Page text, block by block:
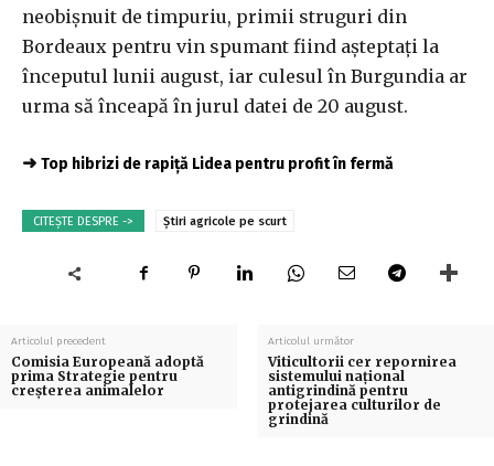
neobişnuit de timpuriu, primii struguri din
Bordeaux pentru vin spumant fiind aşteptaţi la
începutul lunii august, iar culesul în Burgundia ar
urma să înceapă în jurul datei de 20 august.
➜ Top hibrizi de rapiță Lidea pentru profit în fermă
CITEȘTE DESPRE -> Știri agricole pe scurt
Articolul precedent
Comisia Europeană adoptă
prima Strategie pentru
creșterea animalelor
Articolul următor
Viticultorii cer repornirea
sistemului național
antigrindină pentru
protejarea culturilor de
grindină